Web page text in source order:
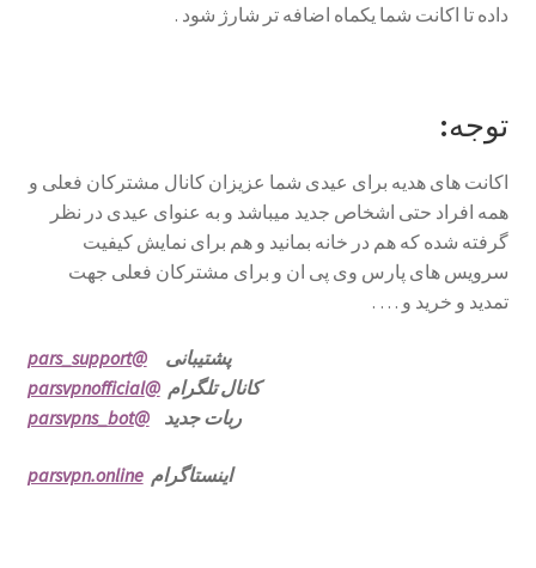
داده تا اکانت شما یکماه اضافه تر شارژ شود .
توجه:
اکانت های هدیه برای عیدی شما عزیزان کانال مشترکان فعلی و
همه افراد حتی اشخاص جدید میباشد و به عنوای عیدی در نظر
گرفته شده که هم در خانه بمانید و هم برای نمایش کیفیت
سرویس های پارس وی پی ان و برای مشترکان فعلی جهت
تمدید و خرید و … .
پشتیبانی@pars_support
کانال تلگرام@parsvpnofficial
ربات جدید@parsvpns_bot
اینستاگرامparsvpn.online